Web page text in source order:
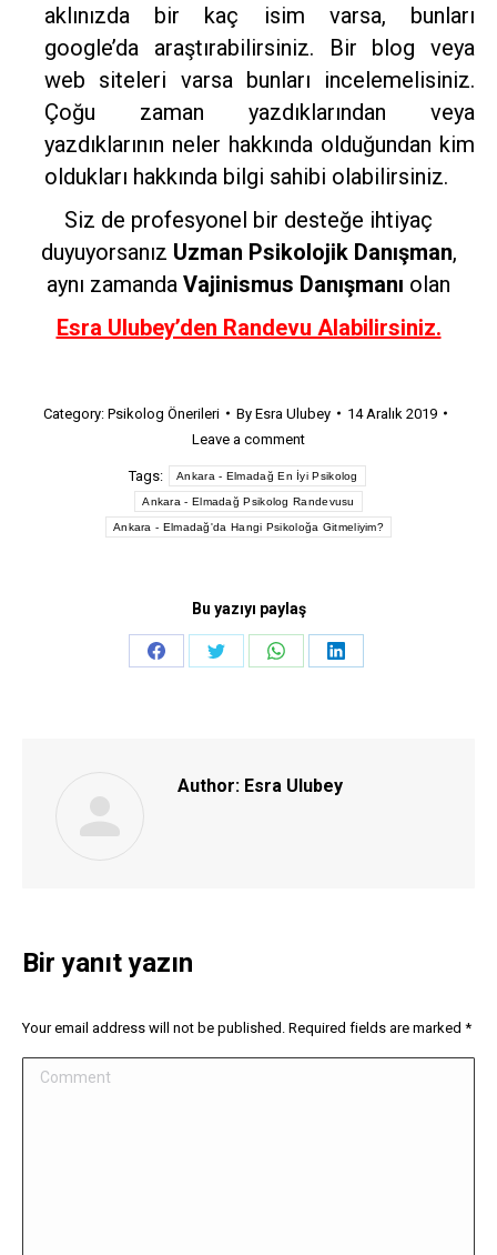
aklınızda bir kaç isim varsa, bunları
google’da araştırabilirsiniz. Bir blog veya
web siteleri varsa bunları incelemelisiniz.
Çoğu zaman yazdıklarından veya
yazdıklarının neler hakkında olduğundan kim
oldukları hakkında bilgi sahibi olabilirsiniz.
Siz de profesyonel bir desteğe ihtiyaç
duyuyorsanız Uzman Psikolojik Danışman,
aynı zamanda Vajinismus Danışmanı olan
Esra Ulubey’den Randevu Alabilirsiniz.
Category: Psikolog Önerileri By Esra Ulubey
14 Aralık 2019
Leave a comment
Tags: Ankara - Elmadağ En İyi Psikolog
Ankara - Elmadağ Psikolog Randevusu
Ankara - Elmadağ'da Hangi Psikoloğa Gitmeliyim?
Bu yazıyı paylaş
Share
Share
Share
Share
Author: Esra Ulubey
Bir yanıt yazın
Your email address will not be published. Required fields are marked *
Comment